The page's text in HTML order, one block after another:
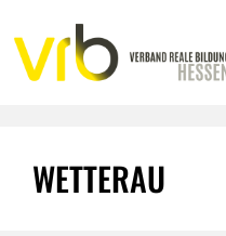
Inhalt
springen
WETTERAU